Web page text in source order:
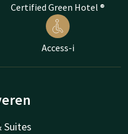
Certified Green Hotel ®
Access-i
Suites